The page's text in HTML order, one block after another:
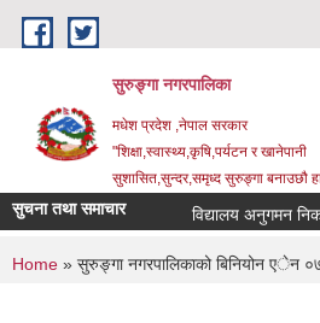
Skip to main content
सुरुङ्‍गा नगरपालिका
मधेश प्रदेश ,नेपाल सरकार
"शिक्षा,स्वास्थ्य,कृषि,पर्यटन र खानेपानी
सुशासित,सुन्दर,समृध्द सुरुङ्गा बनाउछौ
सुचना तथा समाचार विद्यालय अनुगमन
You are here
Home » सुरुङ्गा नगरपालिकाको बिनियोन एेन